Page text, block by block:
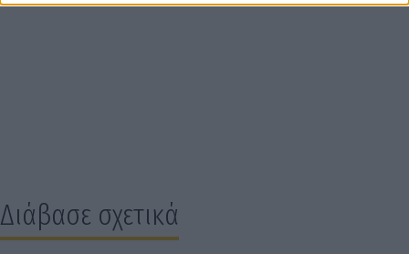
Διάβασε σχετικά